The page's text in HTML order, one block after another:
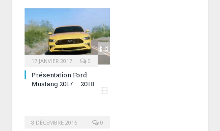
17 JANVIER 2017 0
Présentation Ford
Mustang 2017 – 2018
8 DÉCEMBRE 2016 0